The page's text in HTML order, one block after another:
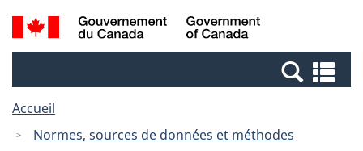
Passer
au
Passer
à
Canada
Recherche
et
et
Accueil
Normes, sources de données et méthodes